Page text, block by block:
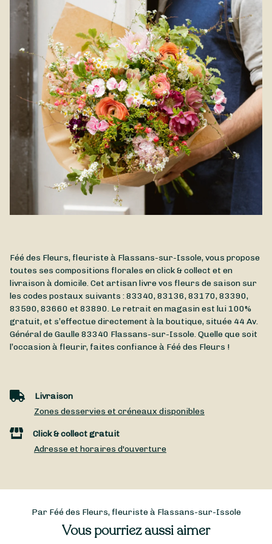
Féé des Fleurs, fleuriste à Flassans-sur-Issole, vous propose
toutes ses compositions florales en click & collect et en
livraison à domicile. Cet artisan livre vos fleurs de saison sur
les codes postaux suivants : 83340, 83136, 83170, 83390,
83590, 83660 et 83890. Le retrait en magasin est lui 100%
gratuit, et s’effectue directement à la boutique, située 44 Av.
Général de Gaulle83340 Flassans-sur-Issole. Quelle que soit
l’occasion à fleurir, faites confiance à Féé des Fleurs !
Livraison
Zones desservies et créneaux disponibles
Click & collect gratuit
Adresse et horaires d'ouverture
Par Féé des Fleurs, fleuriste à Flassans-sur-Issole
Vous pourriez aussi aimer